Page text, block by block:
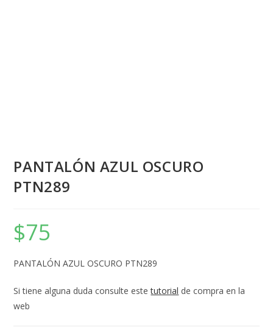
PANTALÓN AZUL OSCURO
PTN289
$75
PANTALÓN AZUL OSCURO PTN289
Si tiene alguna duda consulte estetutorial de compra en la
web